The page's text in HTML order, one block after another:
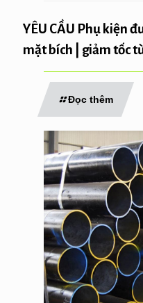
YÊU CẦU Phụ kiện
mặt bích | giảm tốc
Đọc thêm